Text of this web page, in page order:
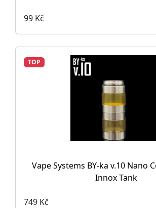
99 Kč
TOP
Vape Systems BY-ka v.10 Nano
Innox Tank
749 Kč